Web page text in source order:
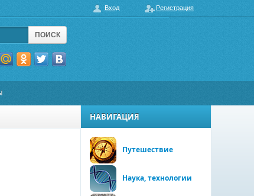
ПОИСК
Вход Регистрация
НАВИГАЦИЯ
Путешествие
Наука, технологии